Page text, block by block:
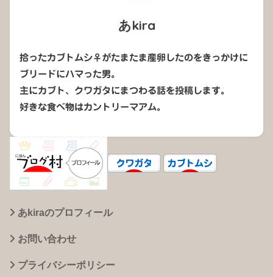
あkira
拾ったカブトムシ♀がたまたま産卵したのをきっかけに
ブリードにハマった男。
主にカブト、クワガタにまつわる話を投稿します。
好きな食べ物はカントリーマアム。
あkiraのプロフィール
お問い合わせ
プライバシーポリシー